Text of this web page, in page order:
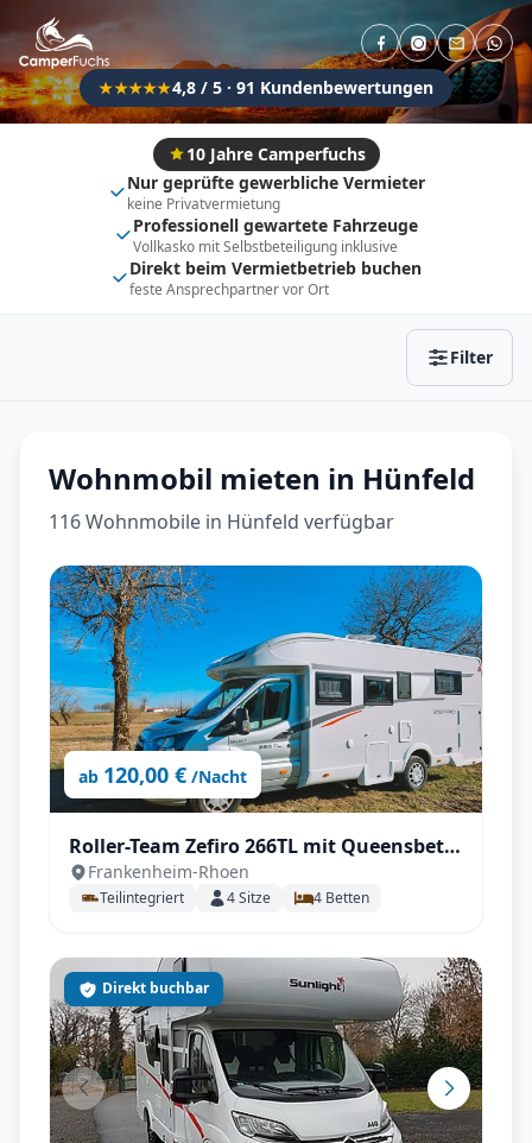
★★★★★4,8 / 5 · 91 Kundenbewertungen
10 Jahre Camperfuchs
Nur geprüfte gewerbliche Vermieter
keine Privatvermietung
Professionell gewartete Fahrzeuge
Vollkasko mit Selbstbeteiligung inklusive
Direkt beim Vermietbetrieb buchen
feste Ansprechpartner vor Ort
Filter
Flexibel (±3 Tage) Anhängerkupplung
Fahrzeugtyp
Vollintegriert Kastenwagen
Alkoven Teil-Integriert
Wohnwagen
Wohnmobil mieten in Hünfeld
116 Wohnmobile in Hünfeld verfügbar
ab 120,00 € /Nacht
Roller-Team Zefiro 266TL mit Queensbett
Automatik, SAT & TV, große Heckgarage
uvm.
Frankenheim-Rhoen
Teilintegriert 4Sitze 4 Betten
Direkt buchbar